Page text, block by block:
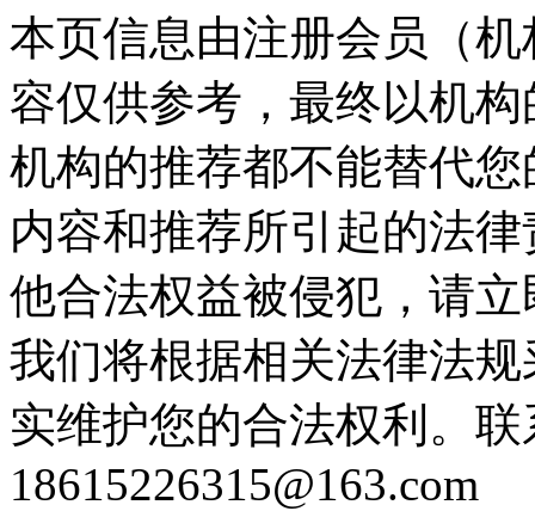
本页信息由注册会员（
容仅供参考，最终以机
机构的推荐都不能替代
内容和推荐所引起的法
他合法权益被侵犯，请
我们将根据相关法律法
实维护您的合法权利。
18615226315@163.com